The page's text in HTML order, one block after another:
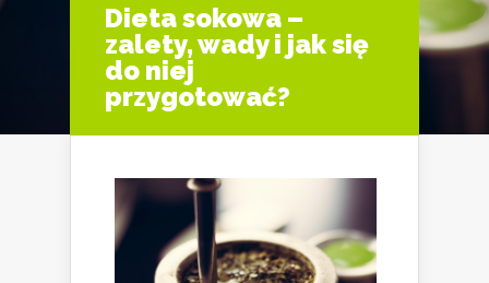
Dieta sokowa –
zalety, wady i jak się
do niej
przygotować?